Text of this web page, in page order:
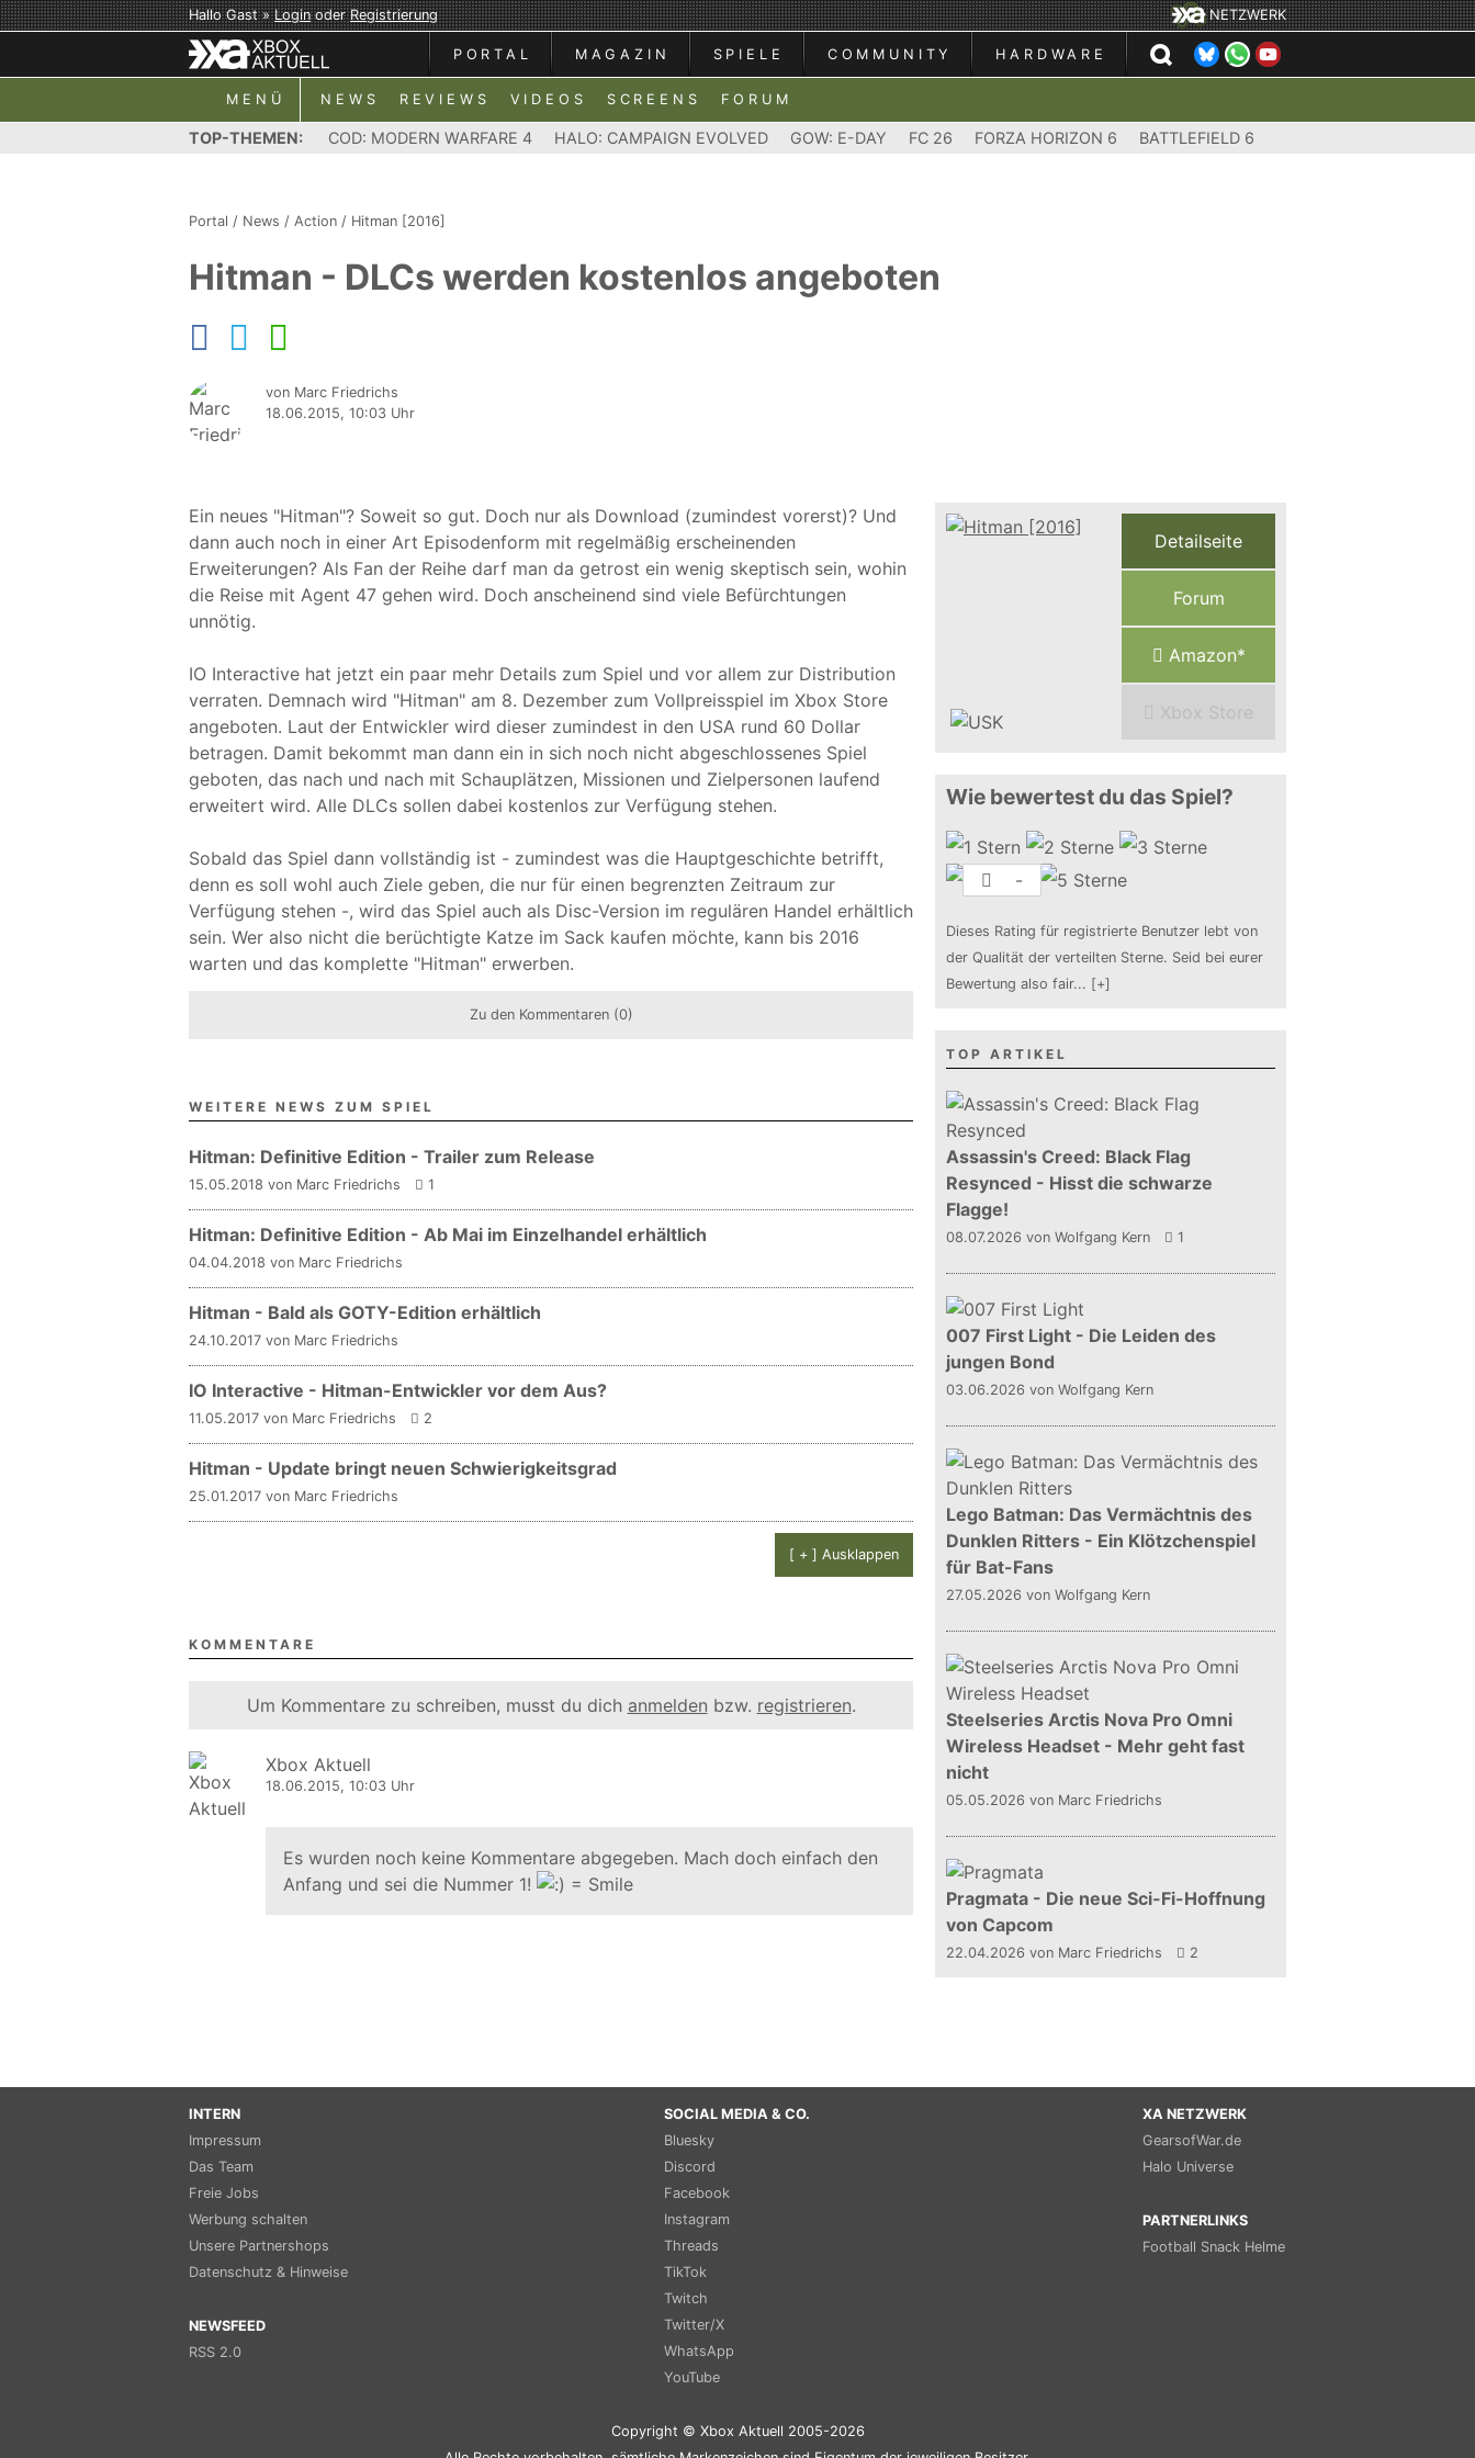
Hallo Gast »LoginoderRegistrierung NETZWERK
PORTAL MAGAZIN SPIELE COMMUNITY HARDWARE
MENÜ NEWS REVIEWS VIDEOS SCREENS FORUM
TOP-THEMEN: COD: MODERN WARFARE 4 HALO: CAMPAIGN EVOLVED GOW: E-DAY FC 26 FORZA HORIZON 6 BATTLEFIELD 6
Portal / News / Action / Hitman [2016]
Hitman - DLCs werden kostenlos angeboten
von Marc Friedrichs
18.06.2015, 10:03 Uhr
Ein neues "Hitman"? Soweit so gut. Doch nur als Download (zumindest vorerst)? Und
dann auch noch in einer Art Episodenform mit regelmäßig erscheinenden
Erweiterungen? Als Fan der Reihe darf man da getrost ein wenig skeptisch sein, wohin
die Reise mit Agent 47 gehen wird. Doch anscheinend sind viele Befürchtungen
unnötig.
IO Interactive hat jetzt ein paar mehr Details zum Spiel und vor allem zur Distribution
verraten. Demnach wird "Hitman" am 8. Dezember zum Vollpreisspiel im Xbox Store
angeboten. Laut der Entwickler wird dieser zumindest in den USA rund 60 Dollar
betragen. Damit bekommt man dann ein in sich noch nicht abgeschlossenes Spiel
geboten, das nach und nach mit Schauplätzen, Missionen und Zielpersonen laufend
erweitert wird. Alle DLCs sollen dabei kostenlos zur Verfügung stehen.
Sobald das Spiel dann vollständig ist - zumindest was die Hauptgeschichte betrifft,
denn es soll wohl auch Ziele geben, die nur für einen begrenzten Zeitraum zur
Verfügung stehen -, wird das Spiel auch als Disc-Version im regulären Handel erhältlich
sein. Wer also nicht die berüchtigte Katze im Sack kaufen möchte, kann bis 2016
warten und das komplette "Hitman" erwerben.
Zu den Kommentaren (0)
WEITERE NEWS ZUM SPIEL
Hitman: Definitive Edition - Trailer zum Release
15.05.2018 von Marc Friedrichs 1
Hitman: Definitive Edition - Ab Mai im Einzelhandel erhältlich
04.04.2018 von Marc Friedrichs
Hitman - Bald als GOTY-Edition erhältlich
24.10.2017 von Marc Friedrichs
IO Interactive - Hitman-Entwickler vor dem Aus?
11.05.2017 von Marc Friedrichs 2
Hitman - Update bringt neuen Schwierigkeitsgrad
25.01.2017 von Marc Friedrichs
[ + ] Ausklappen
KOMMENTARE
Um Kommentare zu schreiben, musst du dich anmelden bzw. registrieren.
Xbox Aktuell
18.06.2015, 10:03 Uhr
Es wurden noch keine Kommentare abgegeben. Mach doch einfach den
Anfang und sei die Nummer 1!
Detailseite
Forum
Amazon*
Xbox Store
Wie bewertest du das Spiel?
-
Dieses Rating für registrierte Benutzer lebt von
der Qualität der verteilten Sterne. Seid bei eurer
Bewertung also fair... [+]
TOP ARTIKEL
Assassin's Creed: Black Flag
Resynced - Hisst die schwarze
Flagge!
08.07.2026 von Wolfgang Kern 1
007 First Light - Die Leiden des
jungen Bond
03.06.2026 von Wolfgang Kern
Lego Batman: Das Vermächtnis des
Dunklen Ritters - Ein Klötzchenspiel
für Bat-Fans
27.05.2026 von Wolfgang Kern
Steelseries Arctis Nova Pro Omni
Wireless Headset - Mehr geht fast
nicht
05.05.2026 von Marc Friedrichs
Pragmata - Die neue Sci-Fi-Hoffnung
von Capcom
22.04.2026 von Marc Friedrichs 2
INTERN
Impressum
Das Team
Freie Jobs
Werbung schalten
Unsere Partnershops
Datenschutz & Hinweise
NEWSFEED
RSS 2.0
SOCIAL MEDIA & CO.
Bluesky
Discord
Facebook
Instagram
Threads
TikTok
Twitch
Twitter/X
WhatsApp
YouTube
XA NETZWERK
GearsofWar.de
Halo Universe
PARTNERLINKS
Football Snack Helme
Copyright © Xbox Aktuell 2005-2026